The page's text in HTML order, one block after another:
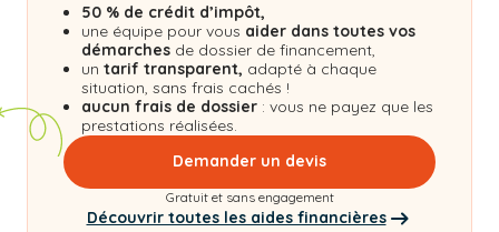
50 % de crédit d’impôt,
une équipe pour vous aider dans toutes vos
démarches de dossier de financement,
un tarif transparent, adapté à chaque
situation, sans frais cachés !
aucun frais de dossier : vous ne payez que les
prestations réalisées.
Demander un devis
Gratuit et sans engagement
Découvrir toutes les aides financières